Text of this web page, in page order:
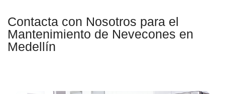
Contacta con Nosotros para el
Mantenimiento de Nevecones en
Medellín